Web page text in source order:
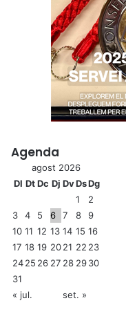
Agenda
agost 2026
Dl DtDc Dj DvDsDg
1
2
3
4 5 6 7 8
9
10 11 12 13 14 15 16
17 18 19 2021 22 23
2425 26 27 28 2930
31
« jul.
set. »